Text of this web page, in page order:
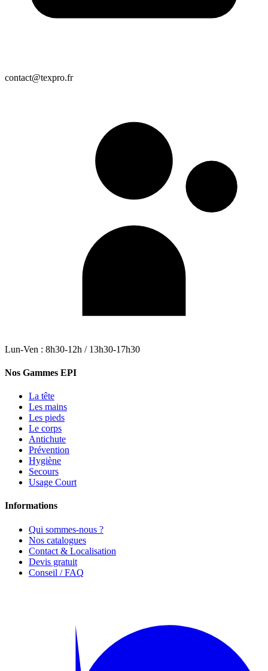
contact@texpro.fr
Lun-Ven : 8h30-12h / 13h30-17h30
Nos Gammes EPI
La tête
Les mains
Les pieds
Le corps
Antichute
Prévention
Hygiène
Secours
Usage Court
Informations
Qui sommes-nous ?
Nos catalogues
Contact & Localisation
Devis gratuit
Conseil / FAQ